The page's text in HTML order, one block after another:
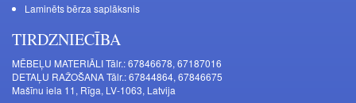
Laminēts bērza saplāksnis
TIRDZNIECĪBA
MĒBEĻU MATERIĀLI Tālr.: 67846678, 67187016
DETAĻU RAŽOŠANA Tālr.: 67844864, 67846675
Mašīnu iela 11, Rīga, LV-1063, Latvija